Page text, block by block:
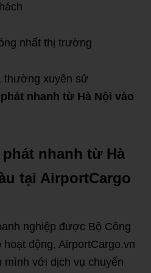
nhất thị trường
thường xuyên sử
nhanh từ Hà Nội vào
nhanh từ Hà
tại AirportCargo
nghiệp được Bộ Công
động, AirportCargo.vn
với dịch vụ chuyển